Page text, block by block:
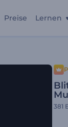
Preise Lernen
381